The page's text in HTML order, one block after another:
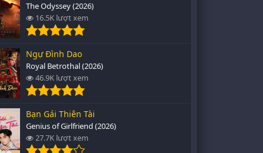
The Odyssey (2026)
16.5K lượt xem
Ngự Đình Dao
Royal Betrothal (2026)
46.9K lượt xem
Bạn Gái Thiên Tài
Genius of Girlfriend (2026)
27.7K lượt xem